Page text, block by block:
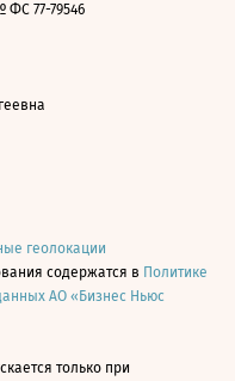
ФС 77-79546
геолокации
содержатся в Политике
АО «Бизнес Ньюс
только при